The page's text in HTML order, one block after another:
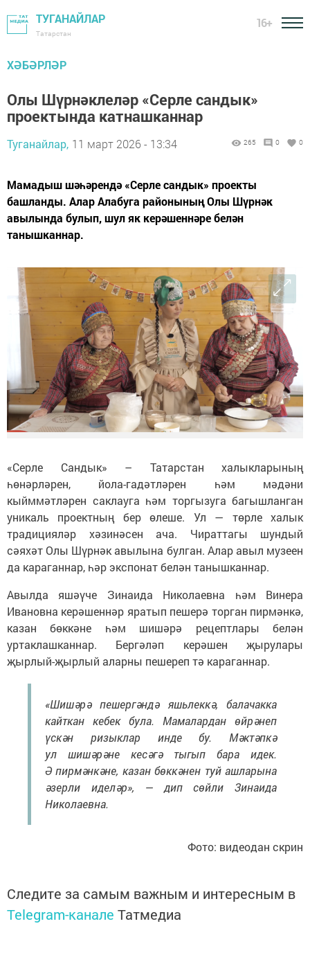
ТУГАНАЙЛАР
Татарстан
16+
ХӘБӘРЛӘР
Олы Шүрнәклеләр «Серле сандык»
проектында катнашканнар
Туганайлар, 11 март 2026 - 13:34 265 0 0
Мамадыш шәһәрендә «Серле сандык» проекты
башланды. Алар Алабуга районының Олы Шүрнәк
авылында булып, шул як керәшеннәре белән
танышканнар.
«Серле Сандык» – Татарстан халыкларының
һөнәрләрен, йола-гадәтләрен һәм мәдәни
кыйммәтләрен саклауга һәм торгызуга багышланган
уникаль проектның бер өлеше. Ул — төрле халык
традицияләр хәзинәсен ача. Чираттагы шундый
сәяхәт Олы Шүрнәк авылына булган. Алар авыл музеен
да караганнар, һәр экспонат белән танышканнар.
Авылда яшәүче Зинаида Николаевна һәм Винера
Ивановна керәшеннәр яратып пешерә торган пирмәнкә,
казан бөккәне һәм шишәрә рецептлары белән
уртаклашканнар. Бергәләп керәшен җырулары
җырлый-җырлый аларны пешереп тә караганнар.
«Шишәрә пешергәндә яшьлеккә, балачакка
кайткан кебек була. Мамалардан өйрәнеп
үскән ризыклар инде бу. Мәктәпкә
ул шишәрәне кесәгә тыгып бара идек.
Ә пирмәнкәне, казан бөккәнен туй ашларына
әзерли иделәр», — дип сөйли Зинаида
Николаевна.
Фото: видеодан скрин
Следите за самым важным и интересным в
Telegram-канале Татмедиа